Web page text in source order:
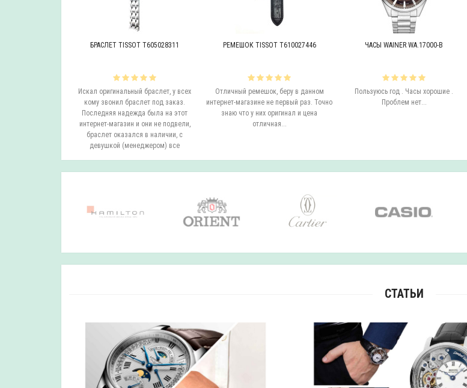
БРАСЛЕТ TISSOT T605028311
Искал оригинальный браслет, у всех
кому звонил браслет под заказ.
Последняя надежда была на этот
интернет-магазин и они не подвели,
браслет оказался в наличии, с
девушкой (менеджером) все
РЕМЕШОК TISSOT T610027446
Отличный ремешок, беру в данном
интернет-магазине не первый раз. Точно
знаю что у них оригинал и цена
отличная...
ЧАСЫ WAINER WA.17000-B
Пользуюсь год . Часы хорошие .
Проблем нет...
СТАТЬИ